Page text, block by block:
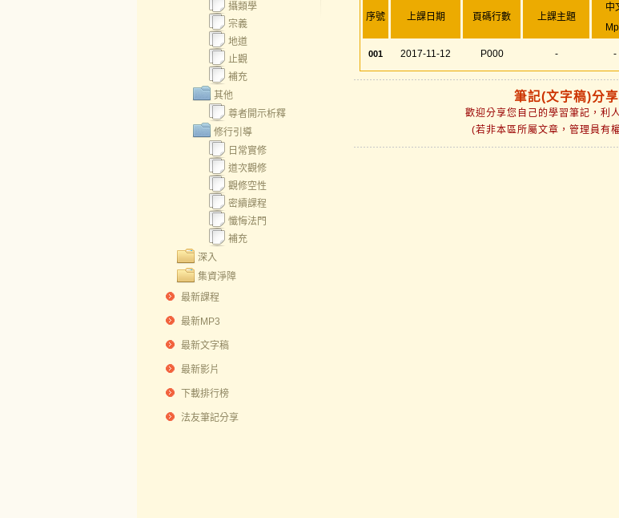
攝類學
宗義
地道
止觀
補充
其他
尊者開示析釋
修行引導
日常實修
道次觀修
觀修空性
密續課程
懺悔法門
補充
深入
集資淨障
最新課程
最新MP3
最新文字稿
最新影片
下載排行榜
法友筆記分享
序號 上課日期 頁碼行數 上課主題
中
001 2017-11-12 P000 - -
筆記(文字稿)分
歡迎分享您自己的學習筆記，利
(若非本區所屬文章，管理員有